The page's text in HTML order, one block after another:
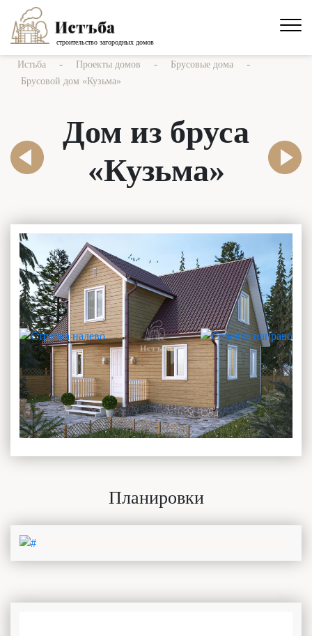
строительство загородных домов
Истьба - Проекты домов - Брусовые дома -
Брусовой дом «Кузьма»
Дом из бруса
«Кузьма»
Планировки